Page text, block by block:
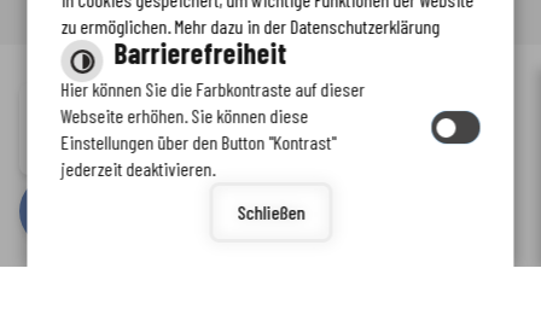
Inhalt-Impressum-Datenschutzerklärung Kontaktformular -
Barrierefreiheit
bycm citymedia GmbH
Immer auf dem neuesten Stand
www.enkreis.de möchte Ihnen Benachrichtigungen senden
zu ermöglichen. Mehr dazu in der Datenschutzerklärung
Barrierefreiheit
Hier können Sie die Farbkontraste auf dieser
Webseite erhöhen. Sie können diese
Einstellungen über den Button "Kontrast"
jederzeit deaktivieren.
Schließen